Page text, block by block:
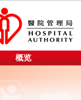
概览